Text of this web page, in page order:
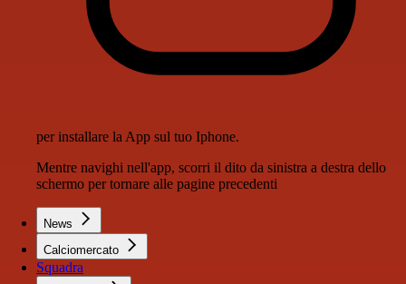
per installare la App sul tuo Iphone.
Mentre navighi nell'app, scorri il dito da sinistra a destra dello
schermo per tornare alle pagine precedenti
News
Calciomercato
Squadra